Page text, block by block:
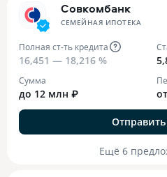
Совкомбанк
СЕМЕЙНАЯ ИПОТЕКА
Полная ст-ть кредита
16,451 — 18,216 %
Сумма
до 12 млн ₽
Отправить
Ещё 6